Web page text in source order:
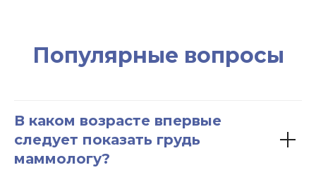
Популярные вопросы
В каком возрасте впервые
следует показать грудь
маммологу?